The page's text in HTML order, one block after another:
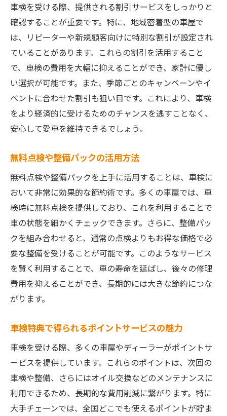
比較サイトを活用した特典の探し方
車検予約時に確認すべき特典条件
見積もりの段階で特典を活かす秘訣
車検特典と同時に利用できるクーポン情報
車検特典を最大限に活用するための事前準
備
特典活用後のアフターサポートも重要
地域密着型車屋の車検特典で安心と節約を両立
地元車屋ならではの特別な割引とは？
ビス
地元コミュニティとの連携が生む特典
地域密着型の強みを活かした特典の選び方
地元車屋の特典で得られる安心感
地域経済に貢献する車検特典の利用法
大手チェーンと地元車屋の車検特典を比較して
みよう
大手チェーンの特典で期待できるサービス
地元車屋の特典の独自性とは？
チェーン店と地元店での特典の差を徹底検
証
特典の選び方で変わる節約効果
車検を受ける際、提供される割引サービスをしっかりと
確認することが重要です。特に、地域密着型の車屋で
は、リピーターや新規顧客向けに特別な割引が設定され
ていることがあります。これらの割引を活用すること
で、車検の費用を大幅に抑えることができ、家計に優し
い選択が可能です。また、季節ごとのキャンペーンやイ
ベントに合わせた割引も狙い目です。これにより、車検
をより経済的に受けるためのチャンスを逃すことなく、
安心して愛車を維持できるでしょう。
無料点検や整備パックの活用方法
無料点検や整備パックを上手に活用することは、車検に
おいて非常に効果的な節約術です。多くの車屋では、車
検時に無料点検を提供しており、これを利用することで
車の状態を細かくチェックできます。さらに、整備パッ
クを組み合わせると、通常の点検よりもお得な価格で必
要な整備を受けることが可能です。このようなサービス
を賢く利用することで、車の寿命を延ばし、後々の修理
費用を抑えることができ、長期的には大きな節約につな
がります。
車検特典で得られるポイントサービスの魅力
車検を受ける際、多くの車屋やディーラーがポイントサ
ービスを提供しています。これらのポイントは、次回の
車検や整備、さらにはオイル交換などのメンテナンスに
利用できるため、長期的な費用削減に繋がります。特に
大手チェーンでは、全国どこでも使えるポイントが貯ま